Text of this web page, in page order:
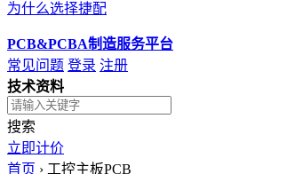
为什么选择捷配
PCB&PCBA制造服务平台
常见问题 登录 注册
技术资料
搜索
立即计价
首页 › 工控主板PCB